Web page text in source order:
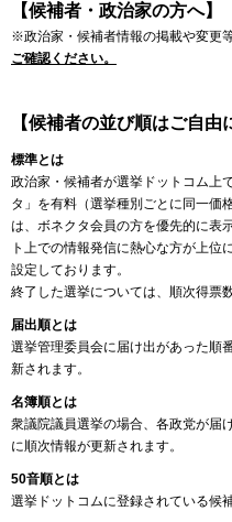
【候補者・政治家の方へ】
※政治家・候補者情報の掲載や変更
ご確認ください。
【候補者の並び順はご自由
標準とは
政治家・候補者が選挙ドットコム上
タ」を有料（選挙種別ごとに同一価
は、ボネクタ会員の方を優先的に表
ト上での情報発信に熱心な方が上位
設定しております。
終了した選挙については、順次得票
届出順とは
選挙管理委員会に届け出があった順
新されます。
名簿順とは
衆議院議員選挙の場合、各政党が届
に順次情報が更新されます。
50音順とは
選挙ドットコムに登録されている候